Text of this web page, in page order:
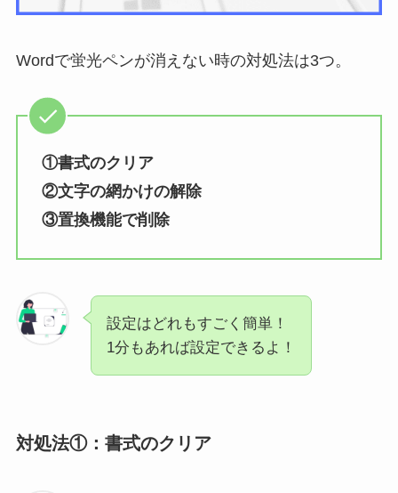
Wordで蛍光ペンが消えない時の対処法は3つ。
①書式のクリア
②文字の網かけの解除
③置換機能で削除
設定はどれもすごく簡単！
1分もあれば設定できるよ！
対処法①： 書式のクリア